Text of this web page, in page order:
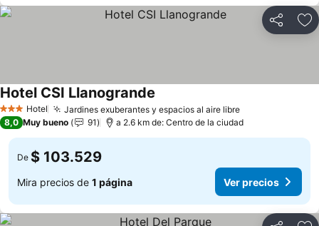
Compartir
3 Estrellas
Hotel Jardines exuberantes y espacios al aire libreVer precios
Hotel CSI Llanogrande
8,0 Muy bueno 91 a 2.6 km de: Centro de la ciudad
De $ 103.529
Mira precios de 1 página Ver precios